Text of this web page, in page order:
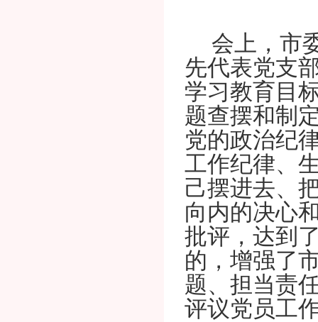
会上， 市
先代表党支
学习教育目
题查摆和制
党的政治纪
工作纪律、
己摆进去、
向内的决心
批评 ，达到
的，增强了
题、担当责
评议党员工